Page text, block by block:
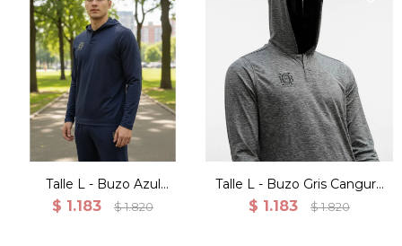
Talle L - Buzo Azul
Canguro Deportivo
$ 1.183 $ 1.820
Talle L - Buzo Gris Canguro
Deportivo Entrenamiento
$ 1.183 $ 1.820